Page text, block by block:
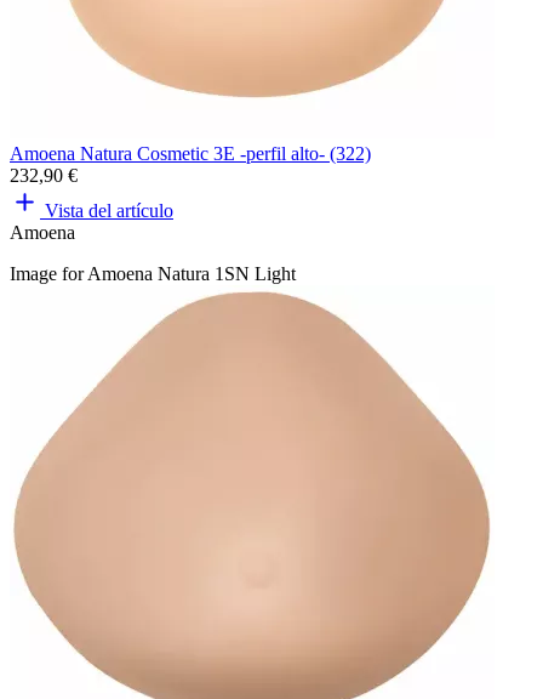
Amoena Natura Cosmetic 3E -perfil alto- (322)
232,90 €
Vista del artículo
Amoena
Image for Amoena Natura 1SN Light